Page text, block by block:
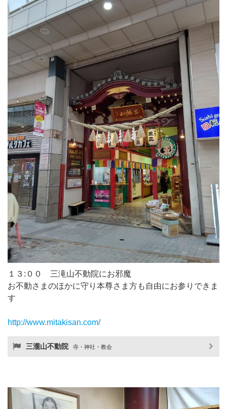
１３:００ 三滝山不動院にお邪魔
お不動さまのほかに守り本尊さま方も自由にお参りできま
す
http://www.mitakisan.com/
三瀧山不動院 寺・神社・教会